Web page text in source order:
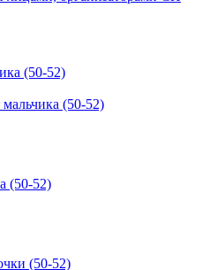
(50-52)
(50-52)